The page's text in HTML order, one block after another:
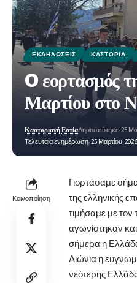
ΕΚΔΗΛΏΣΕΙΣ ΚΑΣΤΟΡΙΆ
O εορτασμός
Μαρτίου στο
Τελευταία ενημέρωση: 25 Μαρτίου,
Καστοριανή ΕστίαΔημοσιεύτηκε: 25
Κοινοποίηση
Γιορτάσαμε
της ελληνικής
τιμήσαμε με
αγωνίστηκαν
σήμερα η
Αιώνια η
νεότερης